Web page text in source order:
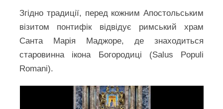
Згідно традиції, перед кожним Апостольським
візитом понтифік відвідує римський храм
Санта Марія Маджоре, де знаходиться
старовинна ікона Богородиці (Salus Populi
Romani).